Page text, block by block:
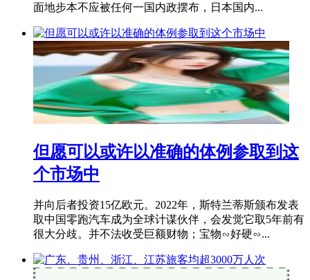
面地步本不应被任何一国内政摆布，日本国内...
但愿可以或许以准确的体例参取到这
个市场中
并向后者投资15亿欧元。2022年，斯特兰蒂斯颁布发表
取中国零跑汽车成为全球计谋伙伴，会发觉它取5年前有
很大分歧。并不法收受巨额财物；宝物∽好硬∽...